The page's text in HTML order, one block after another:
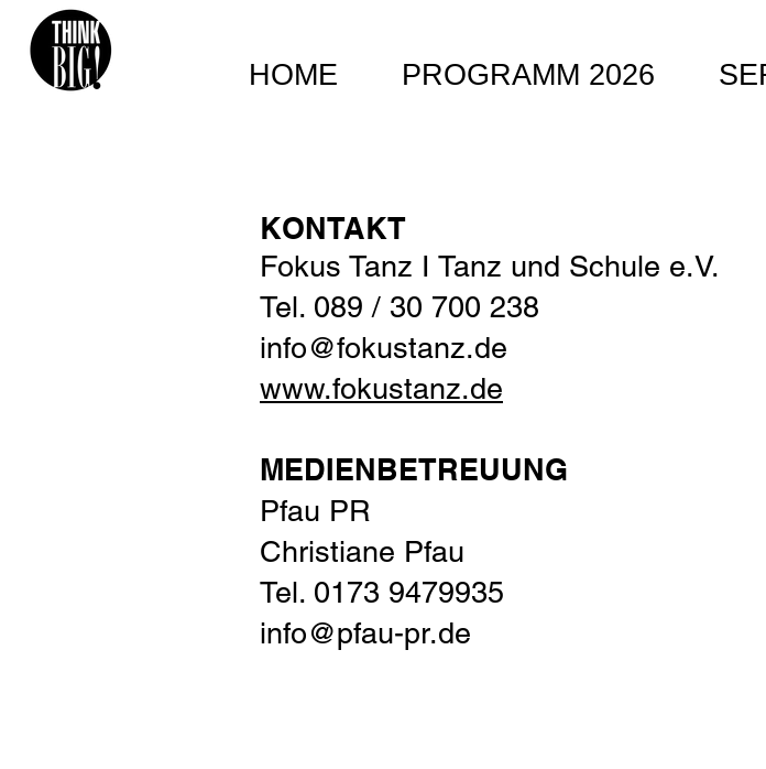
HOME PROGRAMM 2026
KONTAKT
Fokus Tanz I Tanz und Schule e.V.
Tel. 089 / 30 700 238
info@fokustanz.de
www.fokustanz.de
MEDIENBETREUUNG
Pfau PR
Christiane Pfau
Tel. 0173 9479935
info@pfau-pr.de